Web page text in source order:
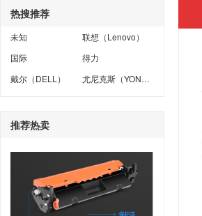
热搜推荐
未知
联想（Lenovo）
国际
得力
戴尔（DELL）
尤尼克斯（YONEX）
推荐热卖